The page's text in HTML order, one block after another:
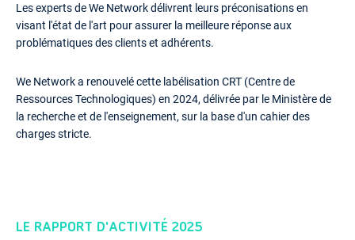
Les experts de We Network délivrent leurs préconisations en
visant l'état de l'art pour assurer la meilleure réponse aux
problématiques des clients et adhérents.
We Network a renouvelé cette labélisation CRT (Centre de
Ressources Technologiques) en 2024, délivrée par le Ministère de
la recherche et de l'enseignement, sur la base d'un cahier des
charges stricte.
LE RAPPORT D'ACTIVITÉ 2025